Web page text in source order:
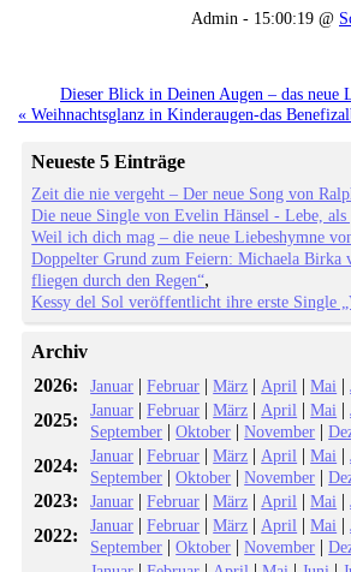
Admin - 15:00:19 @
Dieser Blick in Deinen Augen – das
« Weihnachtsglanz in Kinderaugen-das
Neueste 5 Einträge
Zeit die nie vergeht – Der neue Song von
Die neue Single von Evelin Hänsel - Lebe, als
Weil ich dich mag – die neue Liebeshymne
Doppelter Grund zum Feiern: Michaela Birka
fliegen durch den Regen“
Kessy del Sol veröffentlicht ihre erste Single
Archiv
2026:
Januar |Februar |März | April |Mai |
2025: Januar |Februar |März | April |Mai |
September |Oktober |November |
2024: Januar |Februar |März | April |Mai |
September |Oktober |November |
2023: Januar |Februar |März | April |Mai |
2022: Januar |Februar |März | April |Mai |
September |Oktober |November |